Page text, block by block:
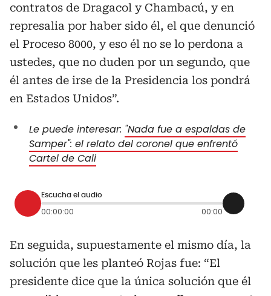
contratos de Dragacol y Chambacú, y en
represalia por haber sido él, el que denunció
el Proceso 8000, y eso él no se lo perdona a
ustedes, que no duden por un segundo, que
él antes de irse de la Presidencia los pondrá
en Estados Unidos”.
Le puede interesar: "Nada fue a espaldas de
Samper": el relato del coronel que enfrentó
Cartel de Cali
Escucha el audio
00:00:00 00:00
En seguida, supuestamente el mismo día, la
solución que les planteó Rojas fue: “El
presidente dice que la única solución que él